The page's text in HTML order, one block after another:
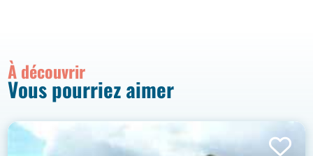
À découvrir
Vous pourriez aimer